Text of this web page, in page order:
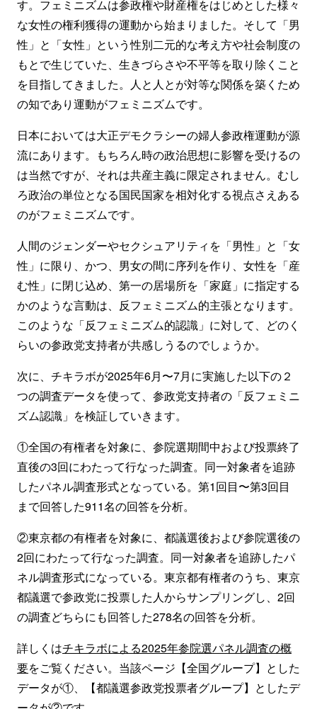
す。フェミニズムは参政権や財産権をはじめとした様々
な女性の権利獲得の運動から始まりました。そして「男
性」と「女性」という性別二元的な考え方や社会制度の
もとで生じていた、生きづらさや不平等を取り除くこと
を目指してきました。人と人とが対等な関係を築くため
の知であり運動がフェミニズムです。
日本においては大正デモクラシーの婦人参政権運動が源
流にあります。もちろん時の政治思想に影響を受けるの
は当然ですが、それは共産主義に限定されません。むし
ろ政治の単位となる国民国家を相対化する視点さえある
のがフェミニズムです。
人間のジェンダーやセクシュアリティを「男性」と「女
性」に限り、かつ、男女の間に序列を作り、女性を「産
む性」に閉じ込め、第一の居場所を「家庭」に指定する
かのような言動は、反フェミニズム的主張となります。
このような「反フェミニズム的認識」に対して、どのく
らいの参政党支持者が共感しうるのでしょうか。
次に、チキラボが2025年6月〜7月に実施した以下の２
つの調査データを使って、参政党支持者の「反フェミニ
ズム認識」を検証していきます。
①全国の有権者を対象に、参院選期間中および投票終了
直後の3回にわたって行なった調査。同一対象者を追跡
したパネル調査形式となっている。第1回目〜第3回目
まで回答した911名の回答を分析。
②東京都の有権者を対象に、都議選後および参院選後の
2回にわたって行なった調査。同一対象者を追跡したパ
ネル調査形式になっている。東京都有権者のうち、東京
都議選で参政党に投票した人からサンプリングし、2回
の調査どちらにも回答した278名の回答を分析。
詳しくはチキラボによる2025年参院選パネル調査の概
要をご覧ください。当該ページ【全国グループ】とした
データが①、【都議選参政党投票者グループ】としたデ